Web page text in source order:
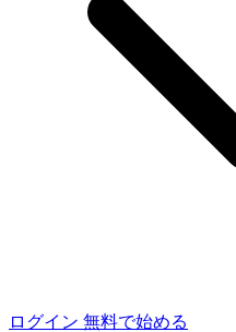
ログイン 無料で始める